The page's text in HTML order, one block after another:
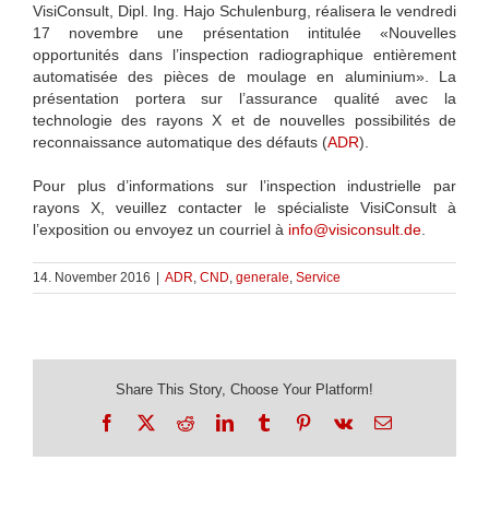
VisiConsult, Dipl. Ing. Hajo Schulenburg, réalisera le vendredi
17 novembre une présentation intitulée «Nouvelles
opportunités dans l’inspection radiographique entièrement
automatisée des pièces de moulage en aluminium». La
présentation portera sur l’assurance qualité avec la
technologie des rayons X et de nouvelles possibilités de
reconnaissance automatique des défauts (ADR).
Pour plus d’informations sur l’inspection industrielle par
rayons X, veuillez contacter le spécialiste VisiConsult à
l’exposition ou envoyez un courriel à info@visiconsult.de
14. November 2016 | ADR CND generale Service
Share This Story, Choose Your Platform!
Facebook
X RedditLinkedInTumblrPinterest
Vk Email